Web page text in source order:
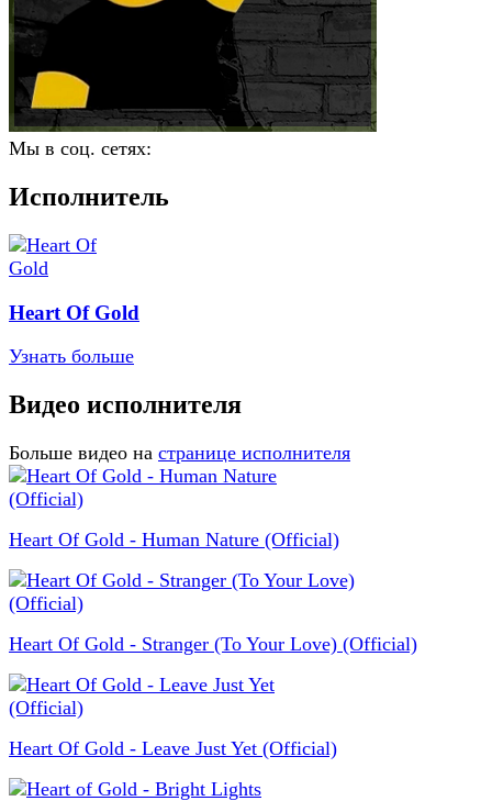
Мы в соц. сетях:
Исполнитель
Heart Of Gold
Узнать больше
Видео исполнителя
Больше видео на странице исполнителя
Heart Of Gold - Human Nature (Official)
Heart Of Gold - Stranger (To Your Love) (Official)
Heart Of Gold - Leave Just Yet (Official)